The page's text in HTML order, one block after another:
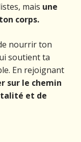
mais une
corps.
nourrir ton
soutient ta
En rejoignant
sur le chemin
et de